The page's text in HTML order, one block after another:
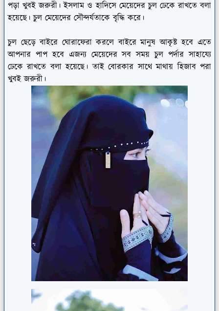
পড়া খুবই জরুরী। ইসলাম ও হাদিসে মেয়েদের চুল ঢেকে রাখতে বলা
হয়েছে। চুল মেয়েদের সৌন্দর্যতাকে বৃদ্ধি করে।
চুল ছেড়ে বাইরে ঘোরাফেরা করলে বাইরে মানুষ আকৃষ্ট হবে এতে
আপনার পাপ হবে এজন্য মেয়েদের সব সময় চুল পর্দার সাহায্যে
ঢেকে রাখতে বলা হয়েছে। তাই বোরকার সাথে মাথায় হিজাব পরা
খুবই জরুরী।